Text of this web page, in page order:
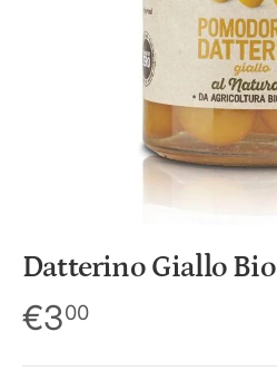
Datterino Giallo Bio
€300